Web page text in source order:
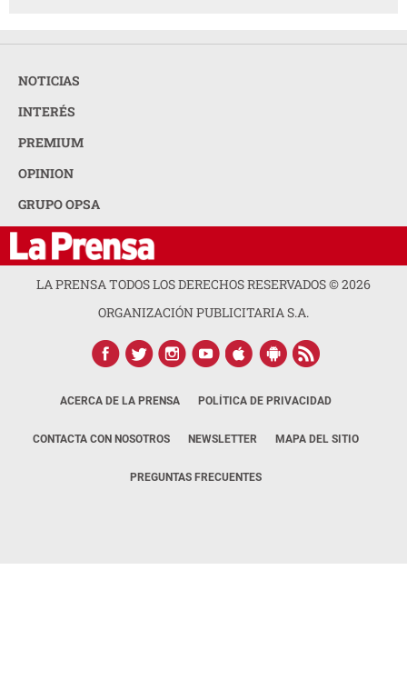
NOTICIAS
INTERÉS
PREMIUM
OPINION
GRUPO OPSA
LA PRENSA TODOS LOS DERECHOS RESERVADOS ©2026
ORGANIZACIÓN PUBLICITARIA S.A.
ACERCA DE LA PRENSA POLÍTICA DE PRIVACIDAD
CONTACTA CON NOSOTROS NEWSLETTER MAPA DEL SITIO
PREGUNTAS FRECUENTES